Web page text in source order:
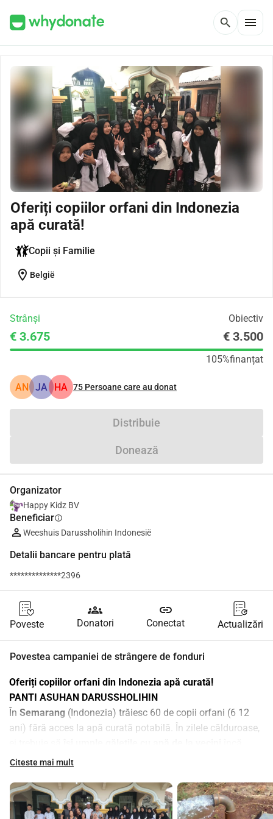
search menu
Oferiți copiilor orfani din Indonezia
apă curată!
Copii și Familie
location_on België
Strânși Obiectiv
€ 3.675 € 3.500
105%finanțat
AN JA HA 75 Persoane care au donat
Distribuie
Donează
Organizator
Happy Kidz BV
Beneficiarinfo
Weeshuis Darussholihin Indonesië
Detalii bancare pentru plată
**************2396
Poveste
groups
Donatori
link
Conectat Actualizări
Povestea campaniei de strângere de fonduri
Oferiți copiilor orfani din Indonezia apă curată!
PANTI ASUHAN DARUSSHOLIHIN
În Semarang (Indonezia) trăiesc 60 de copii orfani (6 12
ani) fără acces la apă curată potabilă. În zilele călduroase,
înainte de a merge la școală pentru a se spăla, a bea sau a
Vrem să facem ceva în privința aceasta! Dorim să
construim un puț natural adânc
(de peste 6 metri) și un
Citeste mai mult